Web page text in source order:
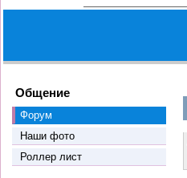
Общение
Форум
Наши фото
Роллер лист